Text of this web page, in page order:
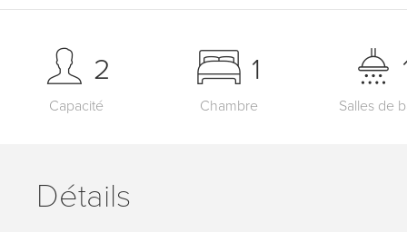
Capacité
2
Chambre
1
Salles de
Détails